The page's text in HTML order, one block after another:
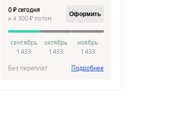
0 ₽ сегодня
и 4 300 ₽ потом
Оформить
сентябрь
1 433
октябрь
1 433
ноябрь
1 433
Без переплат
Подробнее